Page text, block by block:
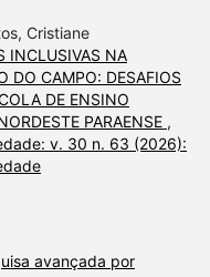
Cristiane
INCLUSIVAS NA
DO CAMPO: DESAFIOS
DE ENSINO
PARAENSE ,
v. 30 n. 63 (2026):
avançada por